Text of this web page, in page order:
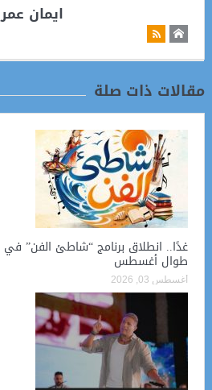
ايمان عمر
مقالات ذات صلة
طوال أغسطس
أغسطس 03, 2026